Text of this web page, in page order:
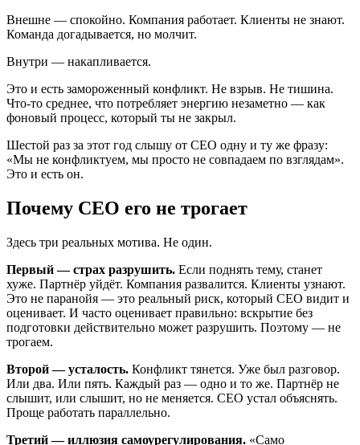
Внешне — спокойно. Компания работает. Клиенты не знают.
Команда догадывается, но молчит.
Внутри — накапливается.
Это и есть замороженный конфликт. Не взрыв. Не тишина.
Что-то среднее, что потребляет энергию незаметно — как
фоновый процесс, который ты не закрыл.
Шестой раз за этот год слышу от CEO одну и ту же фразу:
«Мы не конфликтуем, мы просто не совпадаем по взглядам».
Это и есть он.
Почему CEO его не трогает
Здесь три реальных мотива. Не один.
Первый — страх разрушить. Если поднять тему, станет
хуже. Партнёр уйдёт. Компания развалится. Клиенты узнают.
Это не паранойя — это реальный риск, который CEO видит и
оценивает. И часто оценивает правильно: вскрытие без
подготовки действительно может разрушить. Поэтому — не
трогаем.
Второй — усталость. Конфликт тянется. Уже был разговор.
Или два. Или пять. Каждый раз — одно и то же. Партнёр не
слышит, или слышит, но не меняется. CEO устал объяснять.
Проще работать параллельно.
Третий — иллюзия самоурегулирования. «Само